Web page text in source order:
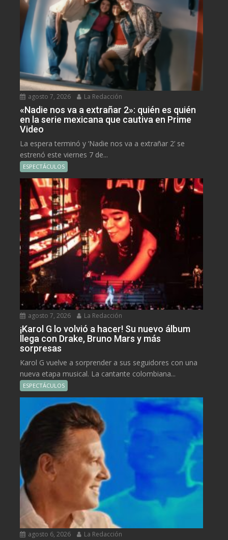
agosto 7, 2026 La Redacción
«Nadie nos va a extrañar 2»: quién es quién
en la serie mexicana que cautiva en Prime
Video
La espera terminó y ‘Nadie nos va a extrañar 2’ se
estrenó este viernes 7 de...
ESPECTÁCULOS
agosto 7, 2026 La Redacción
¡Karol G lo volvió a hacer! Su nuevo álbum
llega con Drake, Bruno Mars y más
sorpresas
Karol G vuelve a sorprender a sus seguidores con una
nueva etapa musical. La cantante colombiana...
ESPECTÁCULOS
agosto 6, 2026 La Redacción